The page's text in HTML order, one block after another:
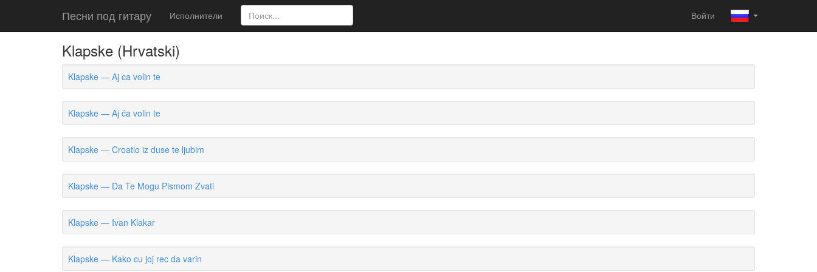
Песни под гитару Исполнители Войти
Klapske (Hrvatski)
Klapske — Aj ca volin te
Klapske — Aj ća volin te
Klapske — Croatio iz duse te ljubim
Klapske — Da Te Mogu Pismom Zvati
Klapske — Ivan Klakar
Klapske — Kako cu joj rec da varin